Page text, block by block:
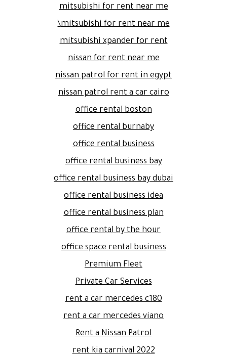
mitsubishi for rent near me
mitsubishi for rent near me\
mitsubishi xpander for rent
nissan for rent near me
nissan patrol for rent in egypt
nissan patrol rent a car cairo
office rental boston
office rental burnaby
office rental business
office rental business bay
office rental business bay dubai
office rental business idea
office rental business plan
office rental by the hour
office space rental business
Premium Fleet
Private Car Services
rent a car mercedes c180
rent a car mercedes viano
Rent a Nissan Patrol
rent kia carnival 2022